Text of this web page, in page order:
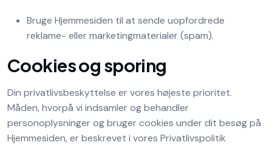
Bruge Hjemmesiden til at sende uopfordrede
reklame- eller marketingmaterialer (spam).
Cookies og sporing
Din privatlivsbeskyttelse er vores højeste prioritet.
Måden, hvorpå vi indsamler og behandler
personoplysninger og bruger cookies under dit besøg på
Hjemmesiden, er beskrevet i vores Privatlivspolitik